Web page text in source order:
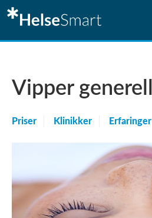
Vipper generell
Priser Klinikker Erfaringer